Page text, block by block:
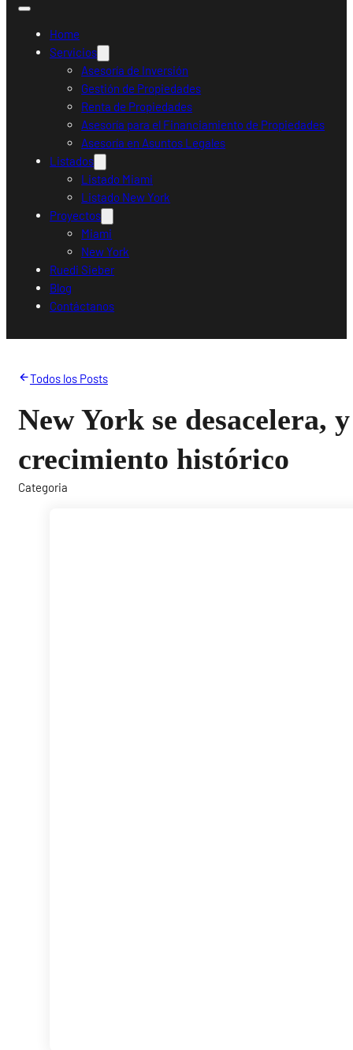
Home
Servicios
Asesoría de Inversión
Gestión de Propiedades
Renta de Propiedades
Asesoría para el Financiamiento de Propiedades
Asesoría en Asuntos Legales
Listados
Listado Miami
Listado New York
Proyectos
Miami
New York
Ruedi Sieber
Blog
Contáctanos
Todos los Posts
New York se desacelera,
crecimiento histórico
Categoria